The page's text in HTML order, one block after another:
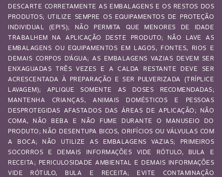
DESCARTE CORRETAMENTE AS EMBALAGENS E OS RESTOS DOS
PRODUTOS; UTILIZE SEMPRE OS EQUIPAMENTOS DE PROTEÇÃO
INDIVIDUAL (EPI’S); NÃO PERMITA QUE MENORES DE IDADE
TRABALHEM NA APLICAÇÃO DESTE PRODUTO; NÃO LAVE AS
EMBALAGENS OU EQUIPAMENTOS EM LAGOS, FONTES, RIOS E
DEMAIS CORPOS D’ÁGUA; AS EMBALAGENS VAZIAS DEVEM SER
ENXAGUADAS TRÊS VEZES E A CALDA RESTANTE DEVE SER
ACRESCENTADA À PREPARAÇÃO E SER PULVERIZADA (TRÍPLICE
LAVAGEM); APLIQUE SOMENTE AS DOSES RECOMENDADAS;
MANTENHA CRIANÇAS, ANIMAIS DOMÉSTICOS E PESSOAS
DESPROTEGIDAS AFASTADOS DAS ÁREAS DE APLICAÇÃO; NÃO
COMA, NÃO BEBA E NÃO FUME DURANTE O MANUSEIO DO
PRODUTO; NÃO DESENTUPA BICOS, ORIFÍCIOS OU VÁLVULAS COM
A BOCA; NÃO UTILIZE AS EMBALAGENS VAZIAS; PRIMEIROS
SOCORROS E DEMAIS INFORMAÇÕES VIDE RÓTULO, BULA E
RECEITA; PERICULOSIDADE AMBIENTAL E DEMAIS INFORMAÇÕES
VIDE RÓTULO, BULA E RECEITA; EVITE CONTAMINAÇÃO